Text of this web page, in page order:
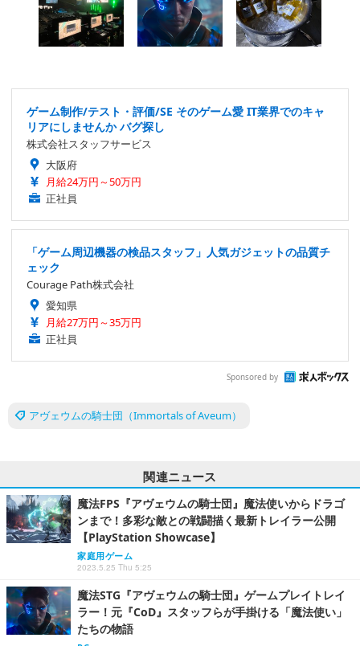
ゲーム制作/テスト・評価/SE そのゲーム愛 IT業界でのキャ
リアにしませんか バグ探し
株式会社スタッフサービス
大阪府
月給24万円～50万円
正社員
「ゲーム周辺機器の検品スタッフ」人気ガジェットの品質チ
ェック
Courage Path株式会社
愛知県
月給27万円～35万円
正社員
Sponsored by
アヴェウムの騎士団（Immortals of Aveum）
関連ニュース
魔法FPS『アヴェウムの騎士団』魔法使いからドラゴ
ンまで！多彩な敵との戦闘描く最新トレイラー公開
【PlayStation Showcase】
家庭用ゲーム
2023.5.25 Thu 5:25
魔法STG『アヴェウムの騎士団』ゲームプレイトレイ
ラー！元『CoD』スタッフらが手掛ける「魔法使い」
たちの物語